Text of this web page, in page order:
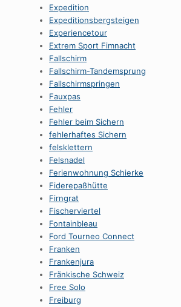
Expedition
Expeditionsbergsteigen
Experiencetour
Extrem Sport Fimnacht
Fallschirm
Fallschirm-Tandemsprung
Fallschirmspringen
Fauxpas
Fehler
Fehler beim Sichern
fehlerhaftes Sichern
felsklettern
Felsnadel
Ferienwohnung Schierke
Fiderepaßhütte
Firngrat
Fischerviertel
Fontainbleau
Ford Tourneo Connect
Franken
Frankenjura
Fränkische Schweiz
Free Solo
Freiburg